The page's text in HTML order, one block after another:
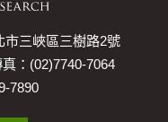
市三峽區三樹路2號
：(02)7740-7064
7890